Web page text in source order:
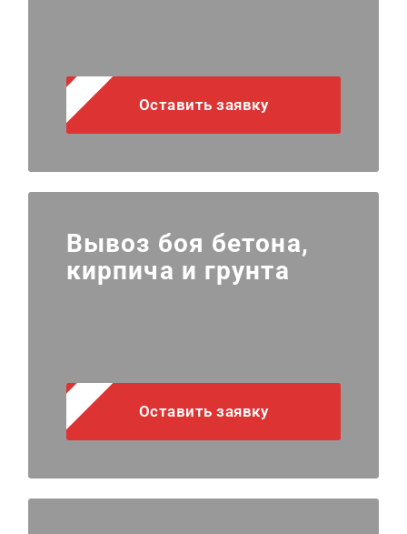
Оставить заявку
Вывоз боя бетона,
кирпича и грунта
Оставить заявку